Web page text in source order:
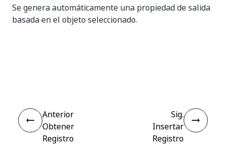
Se genera automáticamente una propiedad de salida
basada en el objeto seleccionado.
Anterior
Obtener
Registro
Sig.
Insertar
Registro